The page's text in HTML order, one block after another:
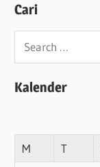
Cari
Search
for:
Kalender
M
T